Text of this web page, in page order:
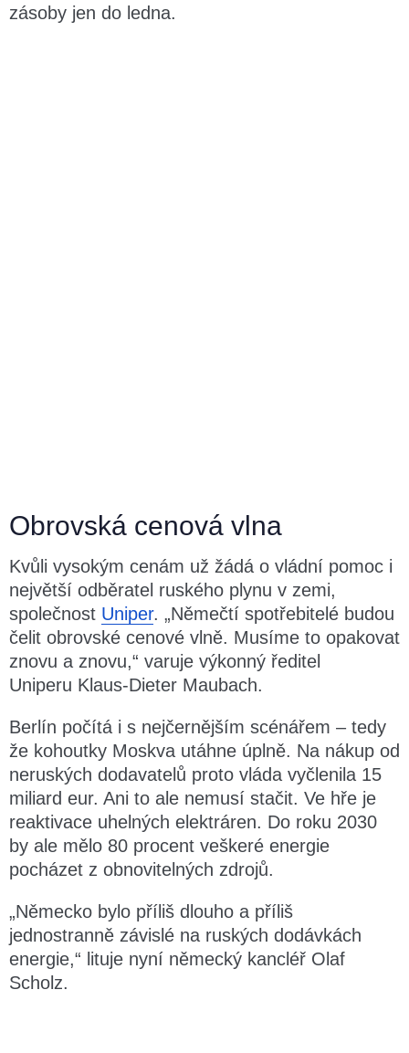
zásoby jen do ledna.
Obrovská cenová vlna
Kvůli vysokým cenám už žádá o vládní pomoc i
největší odběratel ruského plynu v zemi,
společnost Uniper. „Němečtí spotřebitelé budou
čelit obrovské cenové vlně. Musíme to opakovat
znovu a znovu,“ varuje výkonný ředitel
Uniperu Klaus-Dieter Maubach.
Berlín počítá i s nejčernějším scénářem – tedy
že kohoutky Moskva utáhne úplně. Na nákup od
neruských dodavatelů proto vláda vyčlenila 15
miliard eur. Ani to ale nemusí stačit. Ve hře je
reaktivace uhelných elektráren. Do roku 2030
by ale mělo 80 procent veškeré energie
pocházet z obnovitelných zdrojů.
„Německo bylo příliš dlouho a příliš
jednostranně závislé na ruských dodávkách
energie,“ lituje nyní německý kancléř Olaf
Scholz.